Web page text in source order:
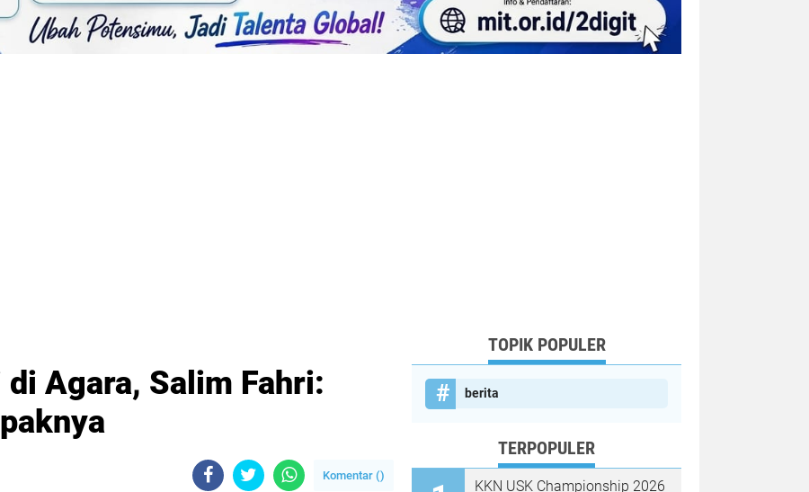
di Agara, Salim Fahri:
Komentar ()
TOPIK POPULER
berita
TERPOPULER
KKN USK Championship 2026